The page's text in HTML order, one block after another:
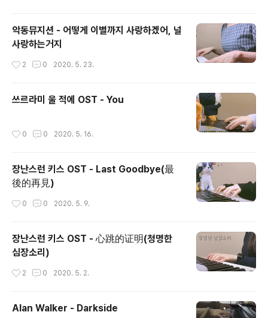
악동뮤지션 - 어떻게 이별까지 사랑하겠어, 널
사랑하는거지
2 0 2020. 5. 23.
쓰르라미 울 적에 OST - You
0 0 2020. 5. 16.
장난스런 키스 OST - Last Goodbye(最
後的再見)
0 0 2020. 5. 9.
장난스런 키스 OST - 心跳的证明(청명한
심장소리)
2 0 2020. 5. 2.
Alan Walker - Darkside